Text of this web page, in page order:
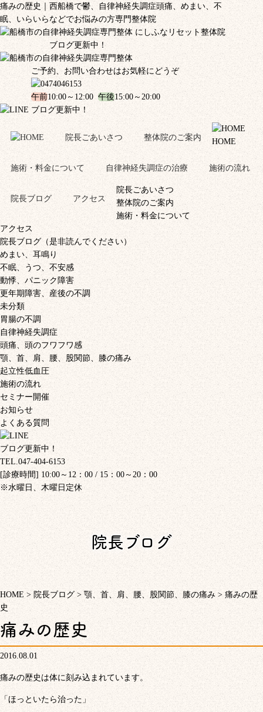
痛みの歴史｜西船橋で鬱、自律神経失調症頭痛、めまい、不
眠、いらいらなどでお悩みの方専門整体院
ブログ更新中！
ご予約、お問い合わせはお気軽にどうぞ
午前10:00～12:00 午後15:00～20:00
ブログ更新中！
院長ごあいさつ 整体院のご案内
施術・料金について 自律神経失調症の治療 施術の流れ
院長ブログ アクセス
HOME
院長ごあいさつ
整体院のご案内
施術・料金について
アクセス
院長ブログ（是非読んでください）
めまい、耳鳴り
不眠、うつ、不安感
動悸、パニック障害
更年期障害、産後の不調
未分類
胃腸の不調
自律神経失調症
頭痛、頭のフワフワ感
顎、首、肩、腰、股関節、膝の痛み
起立性低血圧
施術の流れ
セミナー開催
お知らせ
よくある質問
ブログ更新中！
TEL.047-404-6153
[診療時間] 10:00～12：00 / 15：00～20：00
※水曜日、木曜日定休
院長ブログ
HOME > 院長ブログ> 顎、首、肩、腰、股関節、膝の痛み > 痛みの歴
史
痛みの歴史
2016.08.01
痛みの歴史は体に刻み込まれています。
「ほっといたら治った」